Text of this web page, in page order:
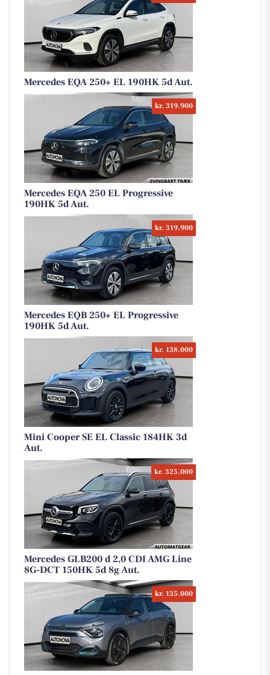
Mercedes EQA 250+ EL 190HK 5d Aut.
kr. 319.900
Mercedes EQA 250 EL Progressive
190HK 5d Aut.
kr. 319.900
Mercedes EQB 250+ EL Progressive
190HK 5d Aut.
kr. 138.000
Mini Cooper SE EL Classic 184HK 3d
Aut.
kr. 325.000
Mercedes GLB200 d 2,0 CDI AMG Line
8G-DCT 150HK 5d 8g Aut.
kr. 135.000